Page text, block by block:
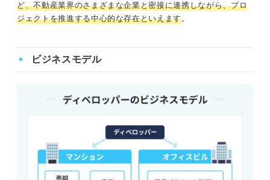
ど、不動産業界のさまざまな企業と密接に連携しながら、プロ
ジェクトを推進する中心的な存在といえます。
ビジネスモデル